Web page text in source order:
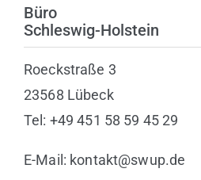
Büro
Schleswig-Holstein
Roeckstraße 3
23568 Lübeck
Tel: +49 451 58 59 45 29
E-Mail: kontakt@swup.de